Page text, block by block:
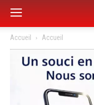
Accueil Accueil